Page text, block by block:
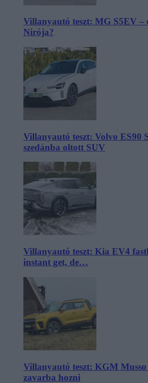
Villanyautó teszt: MG S5EV –
Nirója?
Villanyautó teszt: Volvo ES90
szedánba oltott SUV
Villanyautó teszt: Kia EV4
instant get, de…
Villanyautó teszt: KGM Musso
zavarba hozni